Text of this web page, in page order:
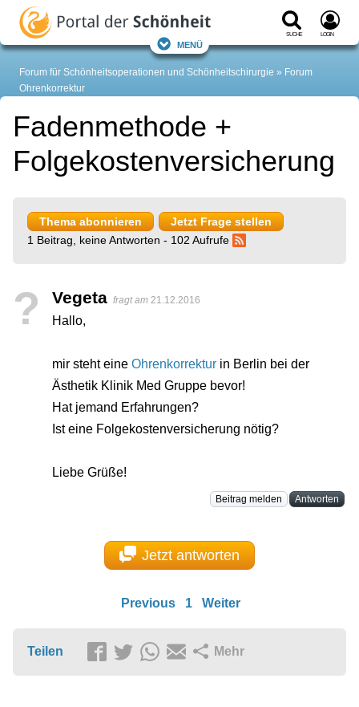
Suche Login
Menü
Forum für Schönheitsoperationen und Schönheitschirurgie
Forum
Ohrenkorrektur
Fadenmethode +
Folgekostenversicherung
Thema abonnieren
Jetzt Frage stellen
1 Beitrag, keine Antworten - 102 Aufrufe
? Vegeta fragt am 21.12.2016
Hallo,
mir steht eine Ohrenkorrektur in Berlin bei der
Ästhetik Klinik Med Gruppe bevor!
Hat jemand Erfahrungen?
Ist eine Folgekostenversicherung nötig?
Liebe Grüße!
Beitrag melden Antworten
Jetzt antworten
Previous 1 Weiter
Teilen Mehr